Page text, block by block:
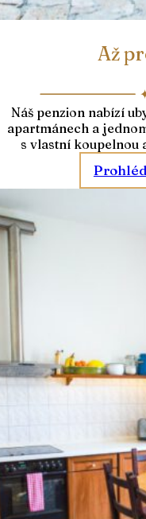
Až
Náš penzion nabízí
apartmánech a
s vlastní koupelnou